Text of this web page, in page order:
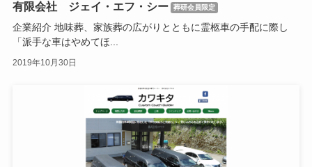
有限会社 ジェイ・エフ・シー 葬研会員限定
企業紹介 地味葬、家族葬の広がりとともに霊柩車の手配に際し
「派手な車はやめてほ...
2019年10月30日